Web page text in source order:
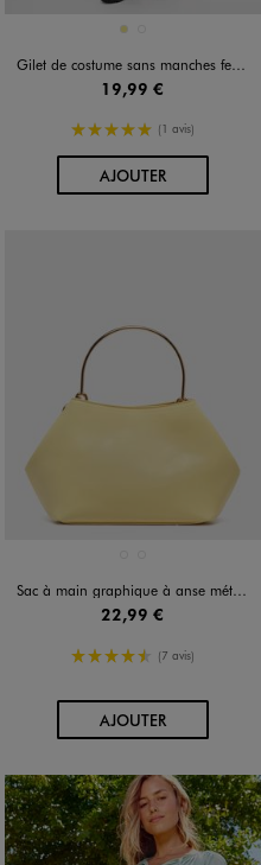
Disponible en 2 coloris
KAKI
Gilet de costume sans manches femme
19,99 €
5/5 de moyenne
(1 avis)
AJOUTERAU PANIER
Sac à main graphique à anse métallique femme
22,99 €
4.5/5 de moyenne
(7 avis)
AJOUTERAU PANIER